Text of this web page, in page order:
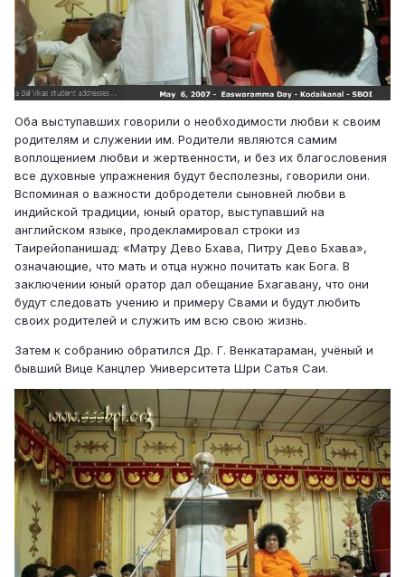
Оба выступавших говорили о необходимости любви к своим
родителям и служении им. Родители являются самим
воплощением любви и жертвенности, и без их благословения
все духовные упражнения будут бесполезны, говорили они.
Вспоминая о важности добродетели сыновней любви в
индийской традиции, юный оратор, выступавший на
английском языке, продекламировал строки из
Таирейопанишад: «Матру Дево Бхава, Питру Дево Бхава»,
означающие, что мать и отца нужно почитать как Бога. В
заключении юный оратор дал обещание Бхагавану, что они
будут следовать учению и примеру Свами и будут любить
своих родителей и служить им всю свою жизнь.
Затем к собранию обратился Др. Г. Венкатараман, учёный и
бывший Вице Канцлер Университета Шри Сатья Саи.